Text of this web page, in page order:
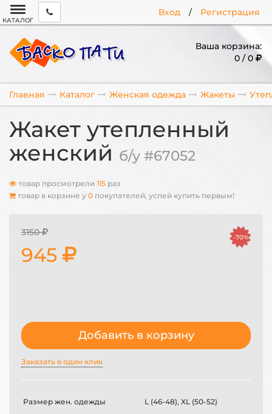
Вход / Регистрация
КАТАЛОГ
Ваша корзина:
0 / 0
Главная Каталог Женская одежда Жакеты
Жакет утепленный
женский б/у #67052
товар просмотрели 115 раз
товар в корзине у 0 покупателей, успей купить первым!
3150
945
-70%
Добавить в корзину
Заказать в один клик
Размер жен. одежды L (46-48), XL (50-52)